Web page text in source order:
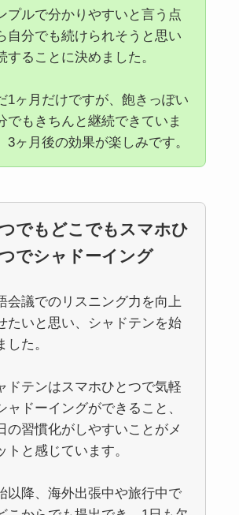
プルで分かりやすいと言う点
自分でも続けられそうと思い
することに決めました。
1ヶ月だけですが、飽きっぽい
でもきちんと継続できていま
3ヶ月後の効果が楽しみです。
でもどこでもスマホひ
でシャドーイング
会議でのリスニング力を向上
たいと思い、シャドテンを始
した。
ドテンはスマホひとつで気軽
ャドーイングができること、
の習慣化がしやすいことがメ
トと感じています。
以降、海外出張中や旅行中で